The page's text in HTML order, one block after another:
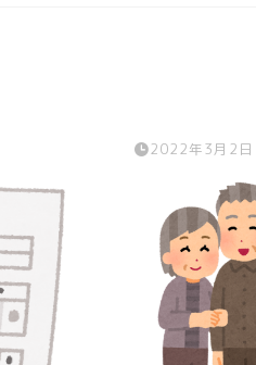
2022年3月2日